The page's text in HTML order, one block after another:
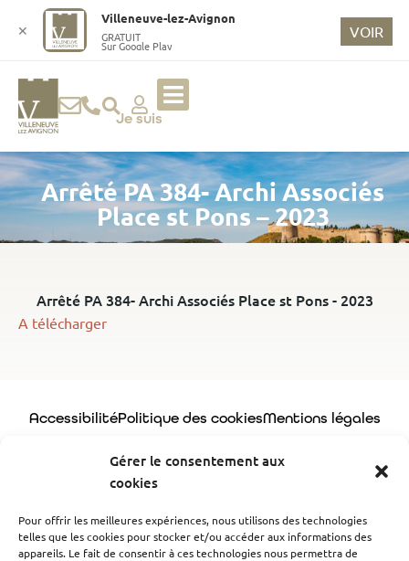
Gérer le consentement aux
cookies
Pour offrir les meilleures expériences, nous utilisons des technologies
telles que les cookies pour stocker et/ou accéder aux informations des
appareils. Le fait de consentir à ces technologies nous permettra de
ri
n
ci
Je suis
Arrêté PA 384- Archi Associés
Place st Pons – 2023
Arrêté PA 384- Archi Associés Place st Pons - 2023
A télécharger
AccessibilitéPolitique des cookiesMentions légales
© 2024 - Propulsé par Utopia
✕
Villeneuve-lez-Avignon
GRATUIT
Sur Google Play
VOIR